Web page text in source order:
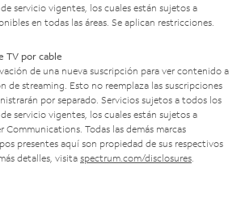
servicio vigentes, los cuales están sujetos a
en todas las áreas. Se aplican restricciones.
TV por cable
de una nueva suscripción para ver contenido a
de streaming. Esto no reemplaza las suscripciones
por separado. Servicios sujetos a todos los
servicio vigentes, los cuales están sujetos a
Todas las demás marcas
presentes aquí son propiedad de sus respectivos
detalles, visita spectrum.com/disclosures